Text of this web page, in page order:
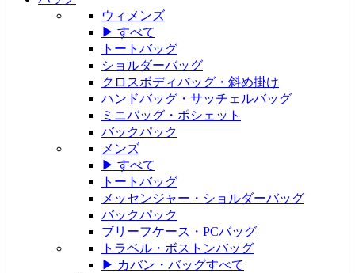
ウィメンズ
▶ すべて
トートバッグ
ショルダーバッグ
クロスボディバッグ・斜め掛け
ハンドバッグ・サッチェルバッグ
ミニバッグ・ポシェット
バックパック
メンズ
▶ すべて
トートバッグ
メッセンジャー・ショルダーバッグ
バックパック
ブリーフケース・PCバッグ
トラベル・ボストンバッグ
▶ カバン・バッグすべて